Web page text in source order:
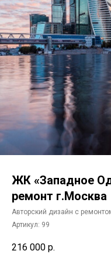
ЖК «Западное
ремонт г.Москва
Авторский дизайн с
Артикул: 99
216 000 р.